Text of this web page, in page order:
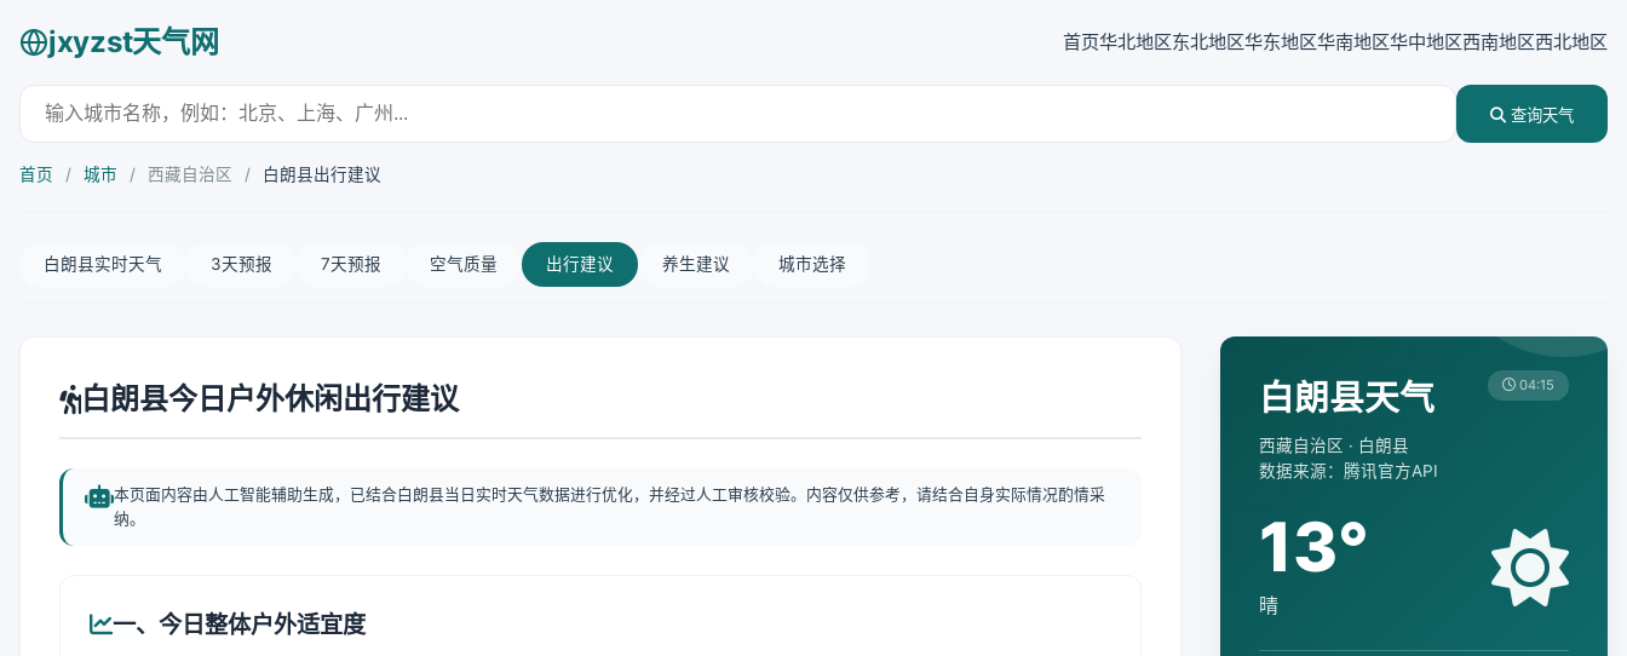
jxyzst天气网 首页华北地区东北地区华东地区华南地区华中地区西南地区西北地区
查询天气
首页 / 城市 / 西藏自治区 / 白朗县出行建议
白朗县实时天气 3天预报 7天预报 空气质量 出行建议 养生建议 城市选择
白朗县今日户外休闲出行建议
本页面内容由人工智能辅助生成，已结合白朗县当日实时天气数据进行优化，并经过人工审核校验。内容仅供参考，请结合自身实际情况酌情采
纳。
一、今日整体户外适宜度
白朗县天气
西藏自治区 · 白朗县
数据来源：腾讯官方API
04:15
13°
晴